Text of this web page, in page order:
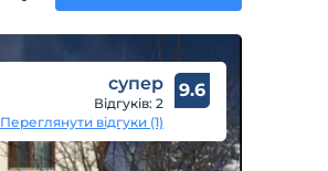
супер
Відгуків: 2
Переглянути відгуки (1)
9.6